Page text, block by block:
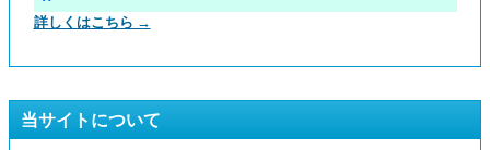
詳しくはこちら →
当サイトについて